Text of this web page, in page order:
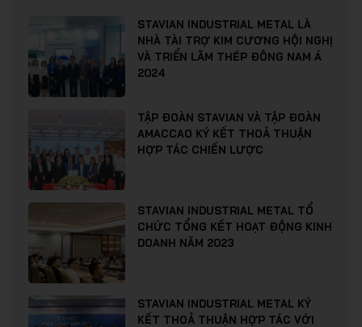
STAVIAN INDUSTRIAL METAL LÀ
NHÀ TÀI TRỢ KIM CƯƠNG HỘI NGHỊ
VÀ TRIỂN LÃM THÉP ĐÔNG NAM Á
2024
TẬP ĐOÀN STAVIAN VÀ TẬP ĐOÀN
AMACCAO KÝ KẾT THOẢ THUẬN
HỢP TÁC CHIẾN LƯỢC
STAVIAN INDUSTRIAL METAL TỔ
CHỨC TỔNG KẾT HOẠT ĐỘNG KINH
DOANH NĂM 2023
STAVIAN INDUSTRIAL METAL KÝ
KẾT THOẢ THUẬN HỢP TÁC VỚI